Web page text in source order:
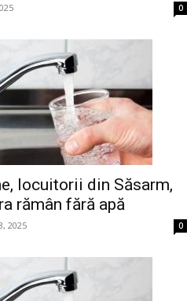
0
locuitorii din Săsarm,
rămân fără apă
2025 0